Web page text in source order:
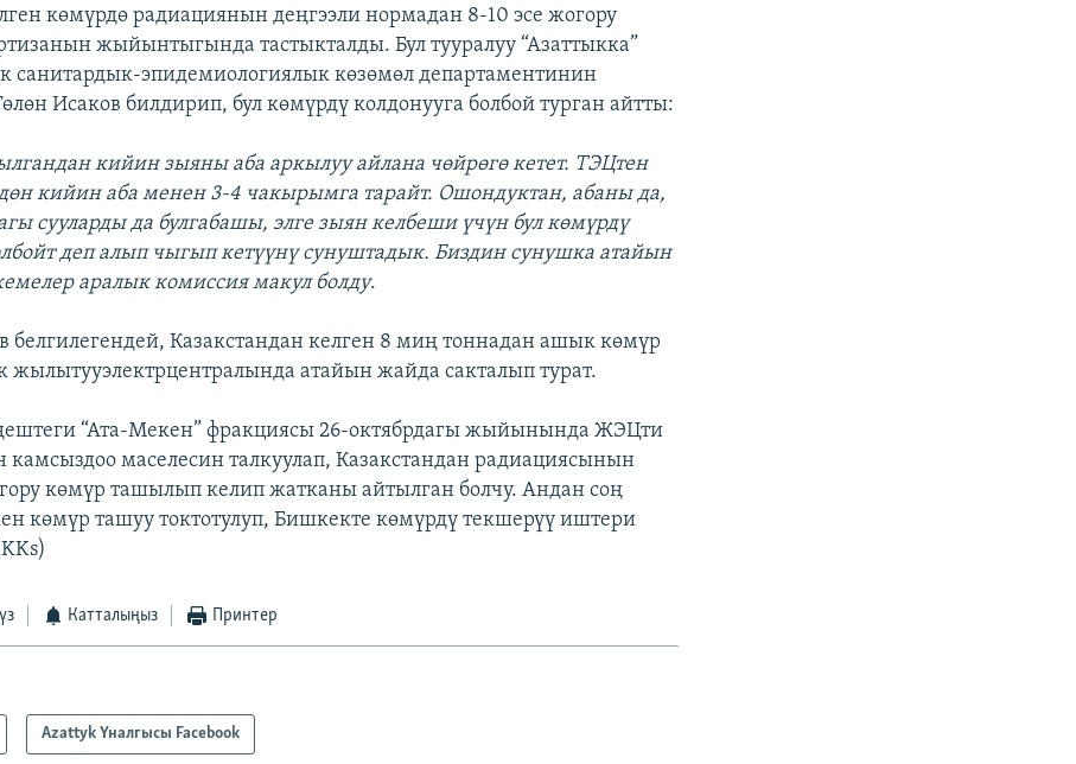
көмүрдө радиациянын деңгээли нормадан 8-10 эсе жогору
жыйынтыгында тастыкталды. Бул тууралуу “Азаттыкка”
санитардык-эпидемиологиялык көзөмөл департаментинин
Исаков билдирип, бул көмүрдү колдонууга болбой турган айтты:
кийин зыяны аба аркылуу айлана чөйрөгө кетет. ТЭЦтен
кийин аба менен 3-4 чакырымга тарайт. Ошондуктан, абаны да,
сууларды да булгабашы, элге зыян келбеши үчүн бул көмүрдү
деп алып чыгып кетүүнү сунуштадык. Биздин сунушка атайын
аралык комиссия макул болду.
белгилегендей, Казакстандан келген 8 миң тоннадан ашык көмүр
жылытууэлектрцентралында атайын жайда сакталып турат.
“Ата-Мекен” фракциясы 26-октябрдагы жыйынында ЖЭЦти
маселесин талкуулап, Казакстандан радиациясынын
көмүр ташылып келип жатканы айтылган болчу. Андан соң
көмүр ташуу токтотулуп, Бишкекте көмүрдү текшерүү иштери
Катталыңыз Принтер
Azattyk Үналгысы Facebook